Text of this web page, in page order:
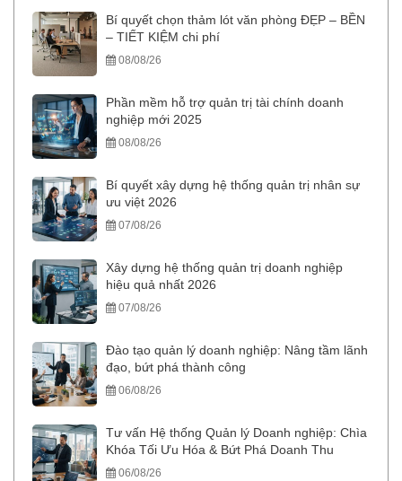
Bí quyết chọn thảm lót văn phòng ĐẸP – BỀN
– TIẾT KIỆM chi phí
08/08/26
Phần mềm hỗ trợ quản trị tài chính doanh
nghiệp mới 2025
08/08/26
Bí quyết xây dựng hệ thống quản trị nhân sự
ưu việt 2026
07/08/26
Xây dựng hệ thống quản trị doanh nghiệp
hiệu quả nhất 2026
07/08/26
Đào tạo quản lý doanh nghiệp: Nâng tầm lãnh
đạo, bứt phá thành công
06/08/26
Tư vấn Hệ thống Quản lý Doanh nghiệp: Chìa
Khóa Tối Ưu Hóa & Bứt Phá Doanh Thu
06/08/26